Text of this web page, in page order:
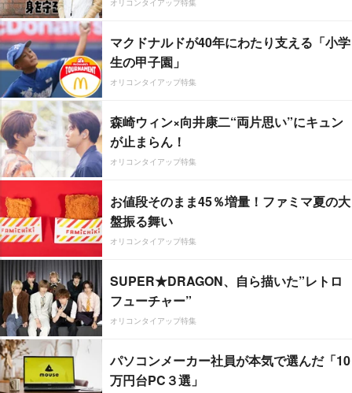
マクドナルドが40年にわたり支える「小学
生の甲子園」
オリコンタイアップ特集
森崎ウィン×向井康二“両片思い”にキュン
が止まらん！
オリコンタイアップ特集
お値段そのまま45％増量！ファミマ夏の大
盤振る舞い
オリコンタイアップ特集
SUPER★DRAGON、自ら描いた”レトロ
フューチャー”
オリコンタイアップ特集
パソコンメーカー社員が本気で選んだ「10
万円台PC３選」